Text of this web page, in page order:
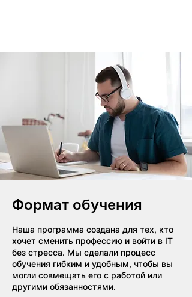
Формат обучения
Наша программа создана для тех, кто
хочет сменить профессию и войти в IT
без стресса. Мы сделали процесс
обучения гибким и удобным, чтобы вы
могли совмещать его с работой или
другими обязанностями.